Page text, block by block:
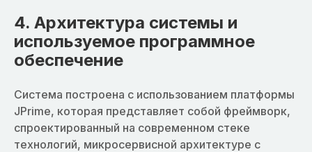
4. Архитектура системы и
используемое программное
обеспечение
Система построена с использованием платформы
JPrime, которая представляет собой фреймворк,
спроектированный на современном стеке
технологий, микросервисной архитектуре с